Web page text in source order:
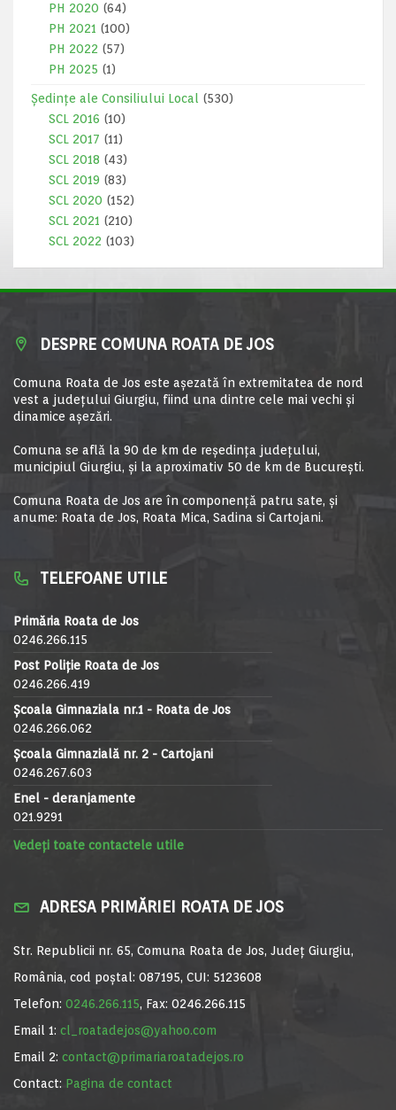
PH 2020 (64)
PH 2021 (100)
PH 2022 (57)
PH 2025 (1)
Ședințe ale Consiliului Local
(530)
SCL 2016 (10)
SCL 2017 (11)
SCL 2018 (43)
SCL 2019 (83)
SCL 2020 (152)
SCL 2021 (210)
SCL 2022 (103)
DESPRE COMUNA ROATA DE JOS
Comuna Roata de Jos este aşezată în extremitatea de nord
vest a judeţului Giurgiu, fiind una dintre cele mai vechi şi
dinamice aşezări.
Comuna se află la 90 de km de reşedinţa judeţului,
municipiul Giurgiu, şi la aproximativ 50 de km de Bucureşti.
Comuna Roata de Jos are în componență patru sate, și
anume: Roata de Jos, Roata Mica, Sadina si Cartojani.
TELEFOANE UTILE
Primăria Roata de Jos
0246.266.115
Post Poliție Roata de Jos
0246.266.419
Școala Gimnaziala nr.1 - Roata de Jos
0246.266.062
Școala Gimnazială nr. 2 - Cartojani
0246.267.603
Enel - deranjamente
021.9291
Vedeți toate contactele utile
ADRESA PRIMĂRIEI ROATA DE JOS
Str. Republicii nr. 65, Comuna Roata de Jos, Județ Giurgiu,
România, cod poștal: 087195, CUI: 5123608
Telefon: 0246.266.115, Fax: 0246.266.115
Email 1: cl_roatadejos@yahoo.com
Email 2: contact@primariaroatadejos.ro
Contact: Pagina de contact